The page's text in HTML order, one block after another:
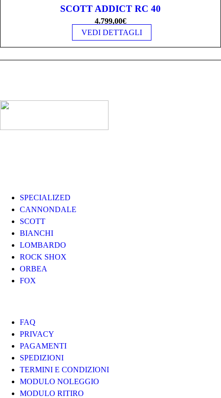
SCOTT ADDICT RC 40
4.799,00€
VEDI DETTAGLI
SPECIALIZED
CANNONDALE
SCOTT
BIANCHI
LOMBARDO
ROCK SHOX
ORBEA
FOX
FAQ
PRIVACY
PAGAMENTI
SPEDIZIONI
TERMINI E CONDIZIONI
MODULO NOLEGGIO
MODULO RITIRO